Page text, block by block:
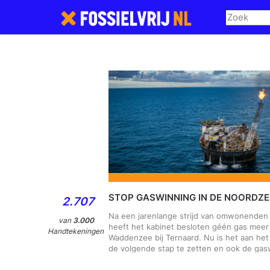
main
2.707
van 3.000
Handtekeningen
STOP GASWINNING IN DE
Na een jarenlange strijd van
heeft het kabinet besloten géén gas
Waddenzee bij Ternaard. Nu is het aan
de volgende stap te zetten en ook de